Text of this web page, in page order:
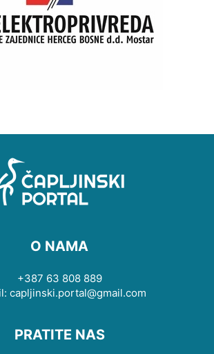
O NAMA
+387 63 808 889
capljinski.portal@gmail.com
PRATITE NAS